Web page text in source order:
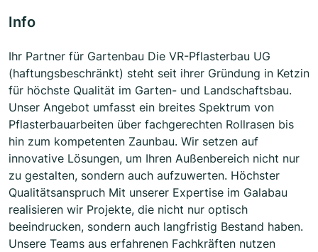
Info
Ihr Partner für Gartenbau Die VR-Pflasterbau UG
(haftungsbeschränkt) steht seit ihrer Gründung in Ketzin
für höchste Qualität im Garten- und Landschaftsbau.
Unser Angebot umfasst ein breites Spektrum von
Pflasterbauarbeiten über fachgerechten Rollrasen bis
hin zum kompetenten Zaunbau. Wir setzen auf
innovative Lösungen, um Ihren Außenbereich nicht nur
zu gestalten, sondern auch aufzuwerten. Höchster
Qualitätsanspruch Mit unserer Expertise im Galabau
realisieren wir Projekte, die nicht nur optisch
beeindrucken, sondern auch langfristig Bestand haben.
Unsere Teams aus erfahrenen Fachkräften nutzen